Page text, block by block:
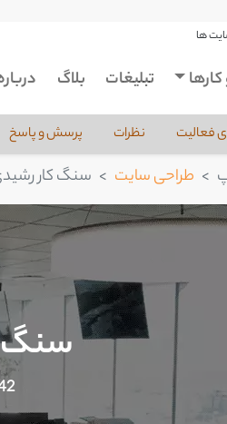
ها
تبلیغات بلاگ
فعالیت نظرات پرسش و پاسخ
طراحی سایت سنگ کار
سنگ